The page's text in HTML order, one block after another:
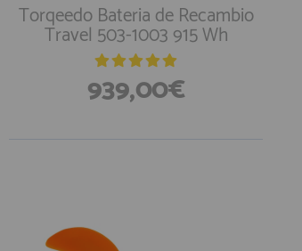
Torqeedo Bateria de Recambio
Travel 503-1003 915 Wh
939,00€